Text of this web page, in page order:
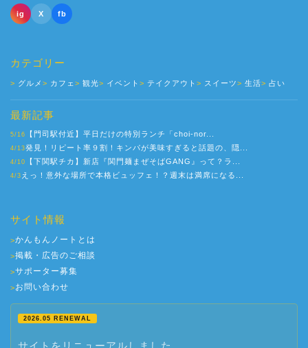
ig X fb
カテゴリー
グルメ カフェ 観光 イベント テイクアウト スイーツ 生活 占い
最新記事
5/16 【門司駅付近】平日だけの特別ランチ「choi-nor...
4/13発見！リピート率９割！キンパが美味すぎると話題の、隠...
4/10 【下関駅チカ】新店『関門麺まぜそばGANG』って？ラ...
4/3 えっ！意外な場所で本格ビュッフェ！？週末は満席になる...
サイト情報
>かんもんノートとは
>掲載・広告のご相談
>サポーター募集
>お問い合わせ
2026.05 RENEWAL